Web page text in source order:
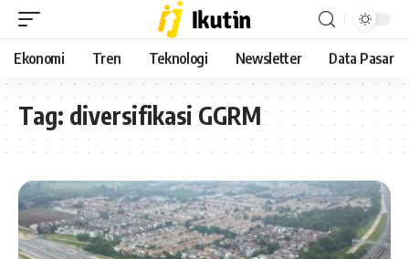
Ekonomi Tren Teknologi Newsletter Data Pasar
Tag: diversifikasi GGRM